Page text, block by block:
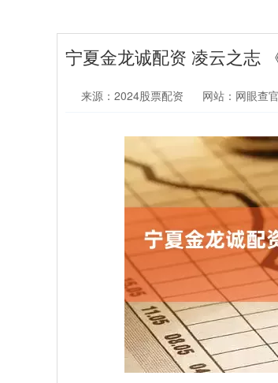
宁夏金龙诚配资 凌云之志
来源：2024股票配资 网站：网眼查